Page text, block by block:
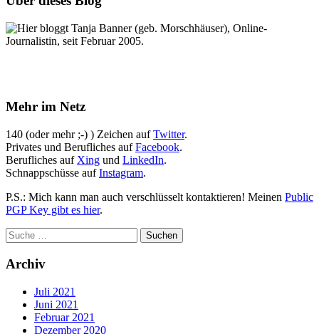
Hier bloggt Tanja Banner (geb. Morschhäuser), Online-
Journalistin, seit Februar 2005.
Mehr im Netz
140 (oder mehr ;-) ) Zeichen aufTwitter.
Privates und Berufliches aufFacebook.
Berufliches auf Xing und LinkedIn.
Schnappschüsse aufInstagram.
P.S.: Mich kann man auch verschlüsselt kontaktieren! Meinen Public
PGP Key gibt es hier.
Archiv
Juli 2021
Juni 2021
Februar 2021
Dezember 2020